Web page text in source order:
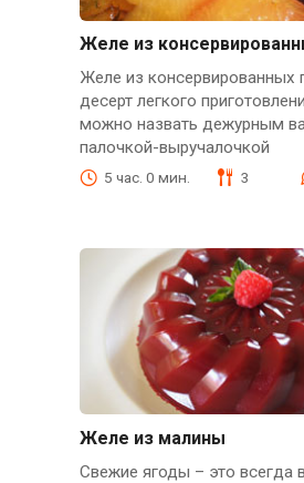
Желе из
Желе из консервированных
десерт легкого
можно назвать дежурным
палочкой-выручалочкой
5 час. 0 мин. 3
Желе из малины
Свежие ягоды – это всегда